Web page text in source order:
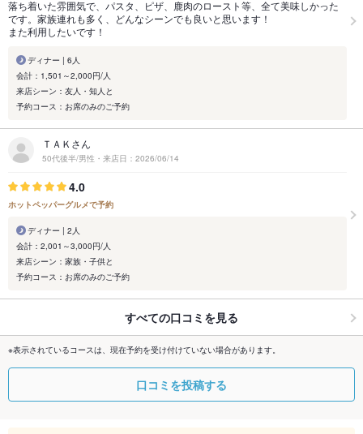
落ち着いた雰囲気で、パスタ、ピザ、鹿肉のロースト等、全て美味しかった
です。家族連れも多く、どんなシーンでも良いと思います！
また利用したいです！
ディナー | 6人
会計：1,501～2,000円/人
来店シーン：友人・知人と
予約コース：お席のみのご予約
ＴＡＫさん
50代後半/男性・来店日：2026/06/14
4.0
ホットペッパーグルメで予約
ディナー | 2人
会計：2,001～3,000円/人
来店シーン：家族・子供と
予約コース：お席のみのご予約
すべての口コミを見る
※表示されているコースは、現在予約を受け付けていない場合があります。
口コミを投稿する